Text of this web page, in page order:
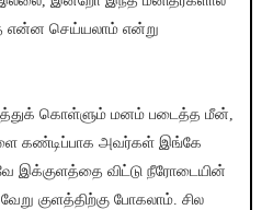
என்ன செய்யலாம் என்று
கொள்ளும் மனம் படைத்த மீன்,
கண்டிப்பாக அவர்கள் இங்கே
இக்குளத்தை விட்டு நீரோடையின்
குளத்திற்கு போகலாம். சில